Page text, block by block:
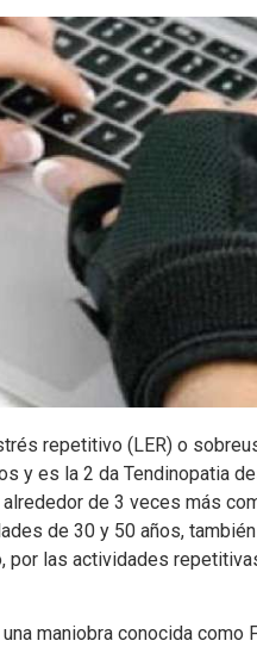
repetitivo (LER) o
y es la 2 da Tendinopatia
de 3 veces más
de 30 y 50 años,
por las actividades
maniobra conocida como